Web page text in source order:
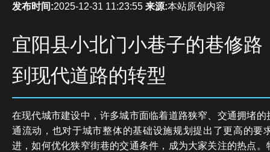
发布时间:2025-12-31 11:23:55 来源:本站原创内容
宜阳县小北门小巷子的巷修路
到现代道路的转型
在现代城市建设中，许多城市面临着道路狭窄、交通拥堵
通流动，也对于城市整体的基础设施规划提出了更高的要
进，如何优化狭窄街巷的交通条件，成为大家关注的热点